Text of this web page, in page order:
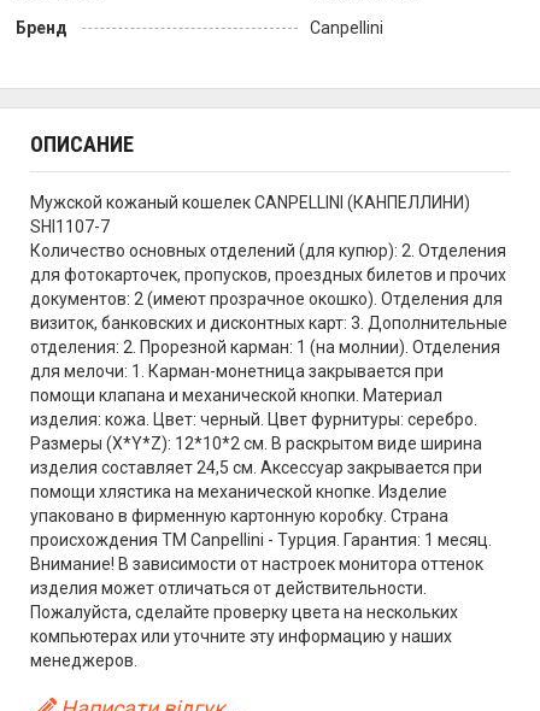
Бренд
Canpellini
ОПИСАНИЕ
Мужской кожаный кошелек CANPELLINI (КАНПЕЛЛИНИ)
SHI1107-7
Количество основных отделений (для купюр): 2. Отделения
для фотокарточек, пропусков, проездных билетов и прочих
документов: 2 (имеют прозрачное окошко). Отделения для
визиток, банковских и дисконтных карт: 3. Дополнительные
отделения: 2. Прорезной карман: 1 (на молнии). Отделения
для мелочи: 1. Карман-монетница закрывается при
помощи клапана и механической кнопки. Материал
изделия: кожа. Цвет: черный. Цвет фурнитуры: серебро.
Размеры (X*Y*Z): 12*10*2 см. В раскрытом виде ширина
изделия составляет 24,5 см. Аксессуар закрывается при
помощи хлястика на механической кнопке. Изделие
упаковано в фирменную картонную коробку. Страна
происхождения ТМ Canpellini - Турция. Гарантия: 1 месяц.
Внимание! В зависимости от настроек монитора оттенок
изделия может отличаться от действительности.
Пожалуйста, сделайте проверку цвета на нескольких
компьютерах или уточните эту информацию у наших
менеджеров.